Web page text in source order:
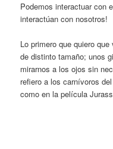
Podemos interactuar con
interactúan con nosotros!
Lo primero que quiero
de distinto tamaño; unos
mirarnos a los ojos sin
refiero a los carnívoros
como en la película